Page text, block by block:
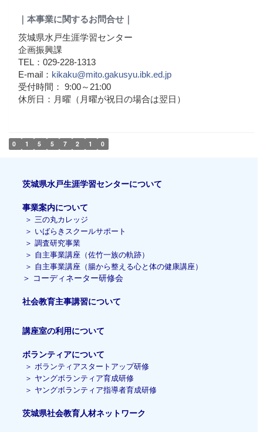
｜本事業に関するお問合せ｜
茨城県水戸生涯学習センター
企画振興課
TEL：029-228-1313
E-mail： kikaku@mito.gakusyu.ibk.ed.jp
受付時間： 9:00～21:00
休所日：月曜（月曜が祝日の場合は翌日）
0 1 5 5 7 2 1 0
茨城県水戸生涯学習センターについて
事業案内について
＞ 三の丸カレッジ
＞ いばらきスクールサポート
＞ 調査研究事業
＞ 自主事業講座（佐竹一族の軌跡）
＞ 自主事業講座（腸から整える心と体の健康講座）
＞ コーディネーター研修会
社会教育主事講習について
講座室の利用について
ボランティアについて
＞ ボランティアスタートアップ研修
＞ ヤングボランティア育成研修
＞ ヤングボランティア指導者育成研修
茨城県社会教育人材ネットワーク